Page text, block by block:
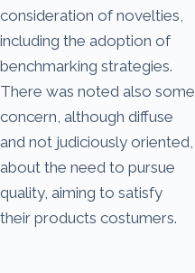
consideration of novelties,
including the adoption of
benchmarking strategies.
There was noted also some
concern, although diffuse
and not judiciously oriented,
about the need to pursue
quality, aiming to satisfy
their products costumers.